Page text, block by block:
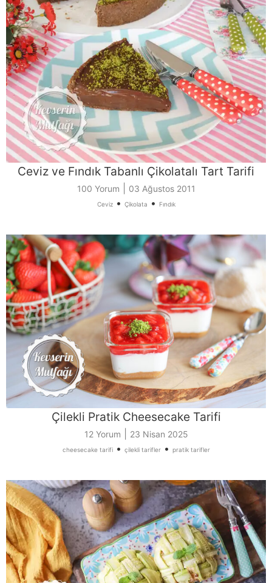
Ceviz ve Fındık Tabanlı Çikolatalı Tart Tarifi
100 Yorum 03 Ağustos 2011
Ceviz• Çikolata • Fındık
Çilekli Pratik Cheesecake Tarifi
12 Yorum 23 Nisan 2025
cheesecake tarifi• çilekli tarifler• pratik tarifler